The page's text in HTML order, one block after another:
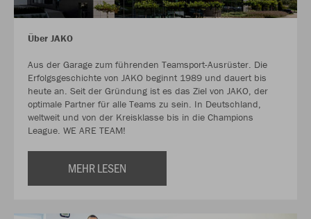
Über JAKO
Aus der Garage zum führenden Teamsport-Ausrüster. Die
Erfolgsgeschichte von JAKO beginnt 1989 und dauert bis
heute an. Seit der Gründung ist es das Ziel von JAKO, der
optimale Partner für alle Teams zu sein. In Deutschland,
weltweit und von der Kreisklasse bis in die Champions
League. WE ARE TEAM!
MEHR LESEN